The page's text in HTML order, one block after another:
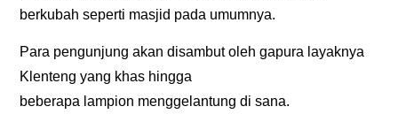
berkubah seperti masjid pada umumnya.
Para pengunjung akan disambut oleh gapura layaknya
Klenteng yang khas hingga
beberapa lampion menggelantung di sana.